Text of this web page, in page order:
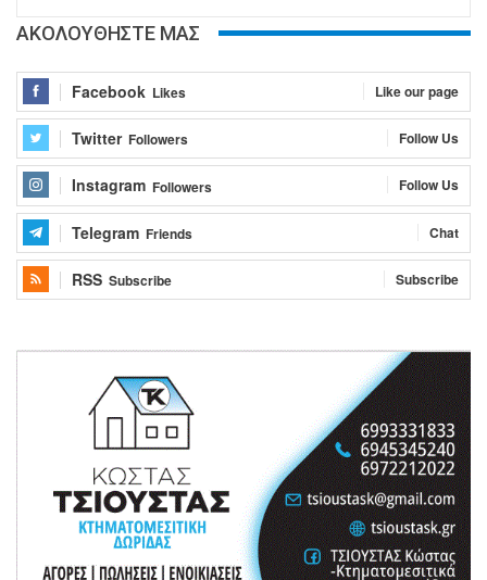
ΑΚΟΛΟΥΘΗΣΤΕ ΜΑΣ
Facebook Likes Like our page
Twitter Followers Follow Us
Instagram Followers Follow Us
Telegram Friends Chat
RSS Subscribe Subscribe